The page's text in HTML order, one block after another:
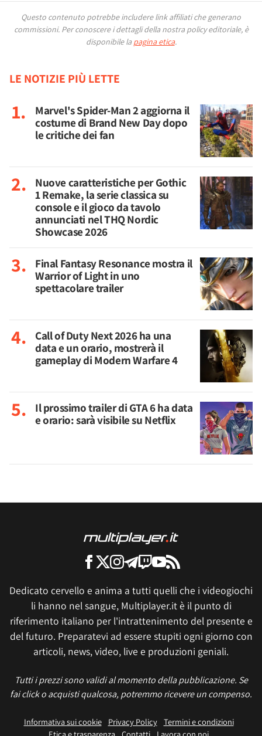
Questo contenuto potrebbe includere link affiliati che generano
commissioni. Per conoscere i dettagli della nostra policy editoriale, è
disponibile la pagina etica.
LE NOTIZIE PIÙ LETTE
Marvel's Spider-Man 2 aggiorna il
costume di Brand New Day dopo
le critiche dei fan
Nuove caratteristiche per Gothic
1 Remake, la serie classica su
console e il gioco da tavolo
annunciati nel THQ Nordic
Showcase 2026
Final Fantasy Resonance mostra il
Warrior of Light in uno
spettacolare trailer
Call of Duty Next 2026 ha una
data e un orario, mostrerà il
gameplay di Modern Warfare 4
Il prossimo trailer di GTA 6 ha data
e orario: sarà visibile su Netflix
Dedicato cervello e anima a tutti quelli che i videogiochi
li hanno nel sangue, Multiplayer.it è il punto di
riferimento italiano per l'intrattenimento del presente e
del futuro. Preparatevi ad essere stupiti ogni giorno con
articoli, news, video, live e produzioni geniali.
Tutti i prezzi sono validi al momento della pubblicazione. Se
fai click o acquisti qualcosa, potremmo ricevere un compenso.
Informativa sui cookie Privacy Policy
Termini e condizioni